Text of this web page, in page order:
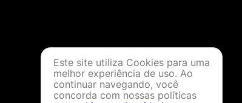
Este site utiliza Cookies para uma
melhor experiência de uso. Ao
continuar navegando, você
concorda com nossas políticas